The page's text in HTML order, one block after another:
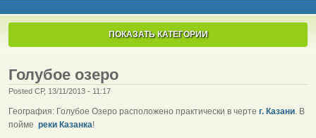
ПОКАЗАТЬ КАТЕГОРИИ
Голубое озеро
Posted СР, 13/11/2013 - 11:17
География: Голубое Озеро расположено практически в черте г. Казани. В
пойме реки Казанка!